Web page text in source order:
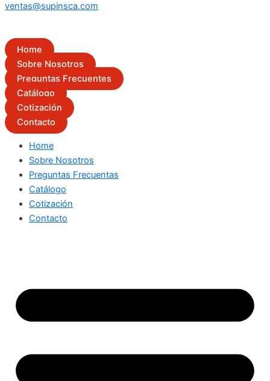
ventas@supinsca.com
Home
Sobre Nosotros
Preguntas Frecuentes
Catálogo
Cotización
Contacto
Home
Sobre Nosotros
Preguntas Frecuentas
Catálogo
Cotización
Contacto